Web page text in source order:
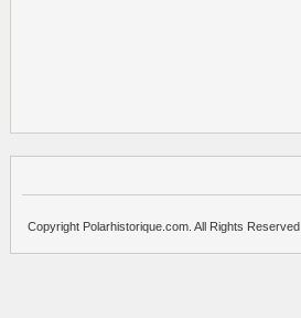
Copyright Polarhistorique.com. All Rights Reserved.